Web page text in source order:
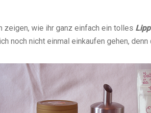
zeigen, wie ihr ganz einfach ein tolles
noch nicht einmal einkaufen gehen,